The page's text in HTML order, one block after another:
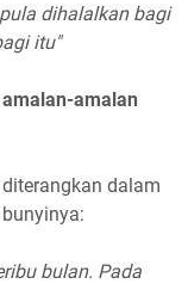
dihalalkan bagi
itu"
amalan
dalam
bulan. Pada